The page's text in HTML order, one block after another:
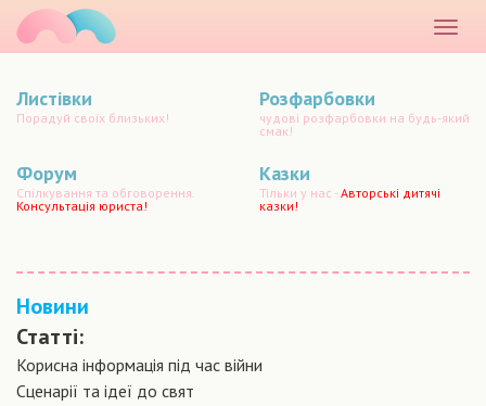
меню
Листівки
Порадуй своїх близьких!
Розфарбовки
чудові розфарбовки на будь-який
смак!
Форум
Спілкування та обговорення.
Консультація юриста!
Казки
Тільки у нас -Авторські дитячі
казки!
Новини
Статті:
Корисна інформація під час війни
Сценарiї та iдеї до свят